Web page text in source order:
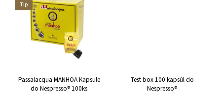
Tip
Passalacqua MANHOA Kapsule
do Nespresso® 100ks
Test box 100 kapsúl do
Nespresso®